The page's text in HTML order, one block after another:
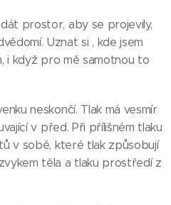
prostor, aby se projevily,
Uznat si , kde jsem
i když pro mě samotnou to
neskončí. Tlak má vesmír
v před. Při přílišném tlaku
v sobě, které tlak způsobují
těla a tlaku prostředí z